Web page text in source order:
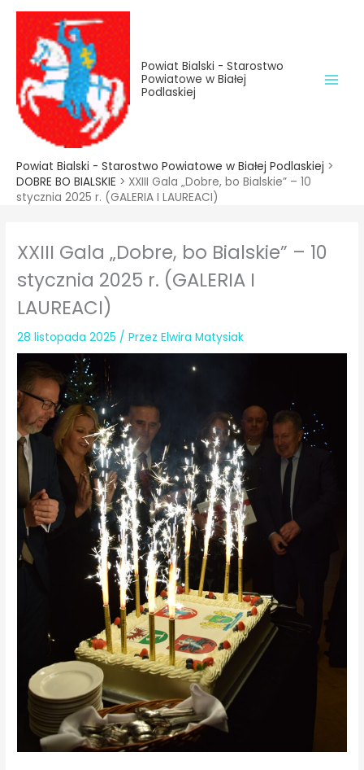
treści
Przejdź
treści
Powiat Bialski - Starostwo
Powiatowe w Białej
Podlaskiej
Powiat Bialski - Starostwo Powiatowe w Białej Podlaskiej >
DOBRE BO BIALSKIE > XXIII Gala „Dobre, bo Bialskie” – 10
stycznia 2025 r. (GALERIA I LAUREACI)
XXIII Gala „Dobre, bo Bialskie” – 10
stycznia 2025 r. (GALERIA I
LAUREACI)
28 listopada 2025 / PrzezElwira Matysiak